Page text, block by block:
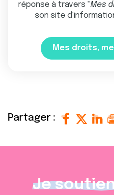
réponse à travers "Mes
son site
Mes droits,
Partager :
Je